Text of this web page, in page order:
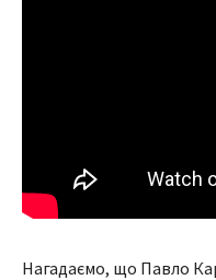
Нагадаємо, що Павло